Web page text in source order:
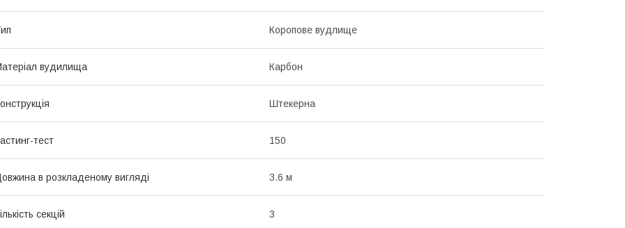
Коропове вудлище
вудилища Карбон
Штекерна
тест 150
в розкладеному вигляді 3.6 м
секцій 3